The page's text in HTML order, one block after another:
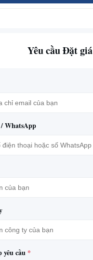
Yêu cầu Đặt giá
WhatsApp
yêu cầu *